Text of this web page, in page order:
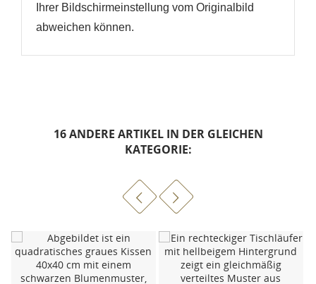
Ihrer Bildschirmeinstellung vom Originalbild
abweichen können.
16 ANDERE ARTIKEL IN DER GLEICHEN
KATEGORIE: